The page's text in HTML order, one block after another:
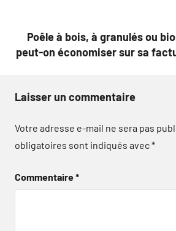
Poêle à bois, à granulés ou
peut-on économiser sur sa
Laisser un commentaire
Votre adresse e-mail ne sera pas
obligatoires sont indiqués avec*
Commentaire*